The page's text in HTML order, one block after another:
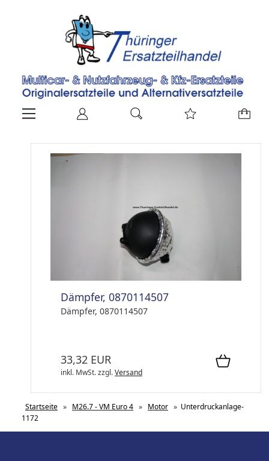
Dämpfer, 0870114507
Dämpfer, 0870114507
33,32 EUR
inkl. MwSt.zzgl.Versand
Startseite » M26.7 - VM Euro 4 » Motor » Unterdruckanlage-
1172